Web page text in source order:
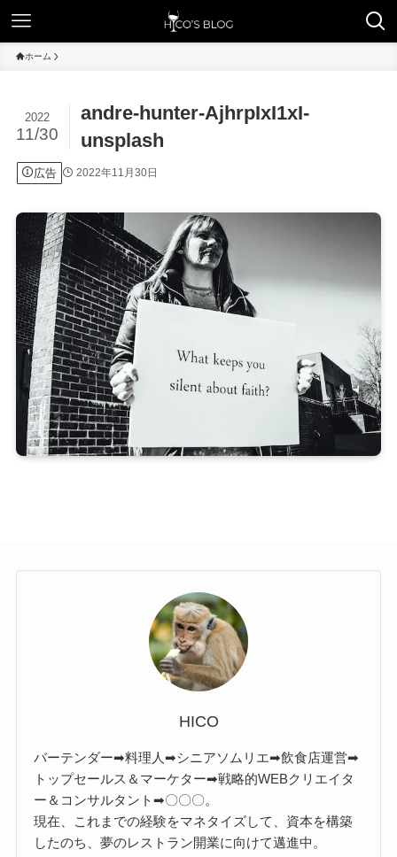
ホーム
andre-hunter-AjhrpIxI1xI-
unsplash
2022
11/30
広告 2022年11月30日
HICO
バーテンダー➡料理人➡シニアソムリエ➡飲食店運営➡
トップセールス＆マーケター➡戦略的WEBクリエイタ
ー＆コンサルタント➡〇〇〇。
現在、これまでの経験をマネタイズして、資本を構築
したのち、夢のレストラン開業に向けて邁進中。